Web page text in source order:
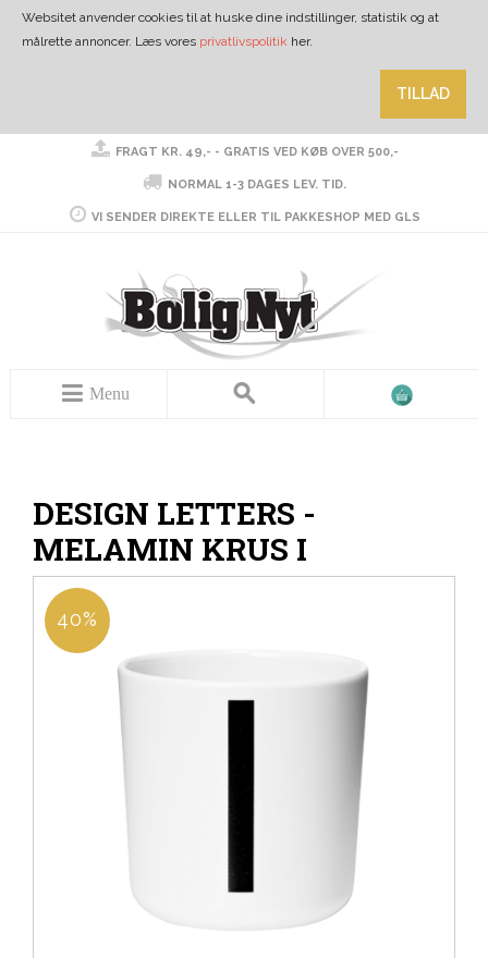
Websitet anvender cookies til at huske dine indstillinger, statistik og at
målrette annoncer. Læs vores privatlivspolitik her.
TILLAD
FRAGT KR. 49,- - GRATIS VED KØB OVER 500,-
NORMAL 1-3 DAGES LEV. TID.
VI SENDER DIREKTE ELLER TIL PAKKESHOP MED GLS
Menu
DESIGN LETTERS -
MELAMIN KRUS I
40%